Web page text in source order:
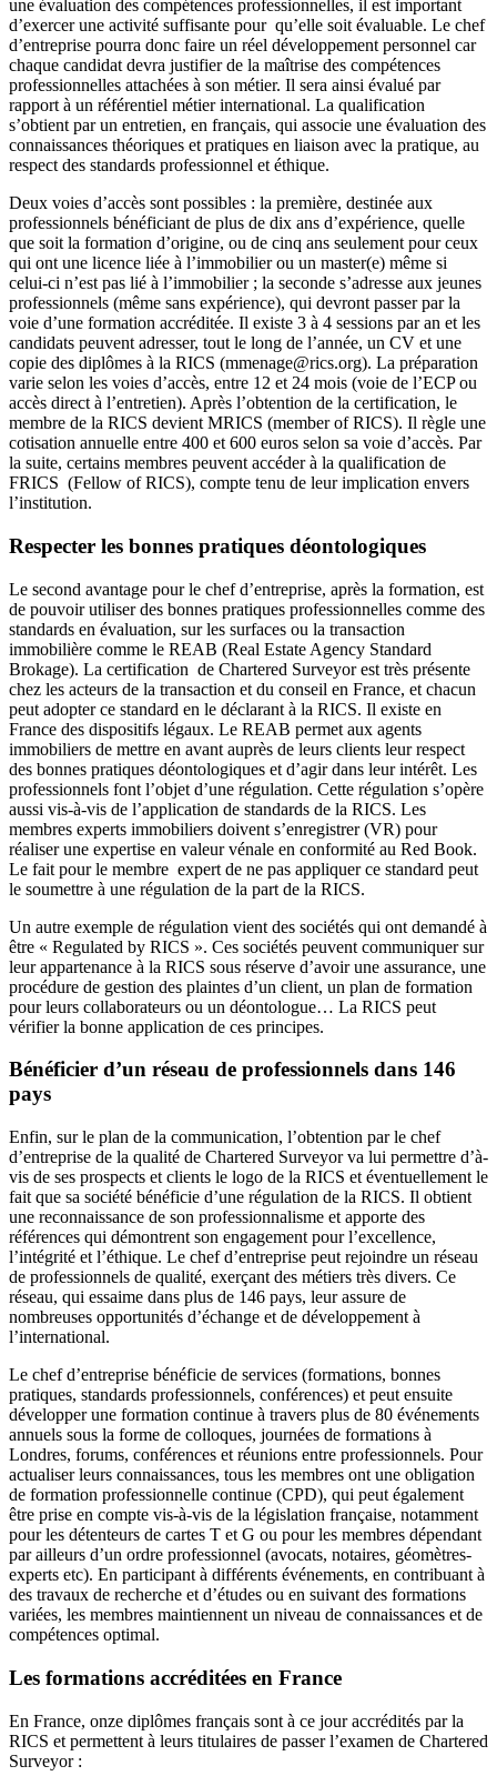
une évaluation des compétences professionnelles, il est important
d’exercer une activité suffisante pour qu’elle soit évaluable. Le chef
d’entreprise pourra donc faire un réel développement personnel car
chaque candidat devra justifier de la maîtrise des compétences
professionnelles attachées à son métier. Il sera ainsi évalué par
rapport à un référentiel métier international. La qualification
s’obtient par un entretien, en français, qui associe une évaluation des
connaissances théoriques et pratiques en liaison avec la pratique, au
respect des standards professionnel et éthique.
Deux voies d’accès sont possibles : la première, destinée aux
professionnels bénéficiant de plus de dix ans d’expérience, quelle
que soit la formation d’origine, ou de cinq ans seulement pour ceux
qui ont une licence liée à l’immobilier ou un master(e) même si
celui-ci n’est pas lié à l’immobilier ; la seconde s’adresse aux jeunes
professionnels (même sans expérience), qui devront passer par la
voie d’une formation accréditée. Il existe 3 à 4 sessions par an et les
candidats peuvent adresser, tout le long de l’année, un CV et une
copie des diplômes à la RICS (mmenage@rics.org). La préparation
varie selon les voies d’accès, entre 12 et 24 mois (voie de l’ECP ou
accès direct à l’entretien). Après l’obtention de la certification, le
membre de la RICS devient MRICS (member of RICS). Il règle une
cotisation annuelle entre 400 et 600 euros selon sa voie d’accès. Par
la suite, certains membres peuvent accéder à la qualification de
FRICS (Fellow of RICS), compte tenu de leur implication envers
l’institution.
Respecter les bonnes pratiques déontologiques
Le second avantage pour le chef d’entreprise, après la formation, est
de pouvoir utiliser des bonnes pratiques professionnelles comme des
standards en évaluation, sur les surfaces ou la transaction
immobilière comme le REAB (Real Estate Agency Standard
Brokage). La certification de Chartered Surveyor est très présente
chez les acteurs de la transaction et du conseil en France, et chacun
peut adopter ce standard en le déclarant à la RICS. Il existe en
France des dispositifs légaux. Le REAB permet aux agents
immobiliers de mettre en avant auprès de leurs clients leur respect
des bonnes pratiques déontologiques et d’agir dans leur intérêt. Les
professionnels font l’objet d’une régulation. Cette régulation s’opère
aussi vis-à-vis de l’application de standards de la RICS. Les
membres experts immobiliers doivent s’enregistrer (VR) pour
réaliser une expertise en valeur vénale en conformité au Red Book.
Le fait pour le membre expert de ne pas appliquer ce standard peut
le soumettre à une régulation de la part de la RICS.
Un autre exemple de régulation vient des sociétés qui ont demandé à
être « Regulated by RICS ». Ces sociétés peuvent communiquer sur
leur appartenance à la RICS sous réserve d’avoir une assurance, une
procédure de gestion des plaintes d’un client, un plan de formation
pour leurs collaborateurs ou un déontologue… La RICS peut
vérifier la bonne application de ces principes.
Bénéficier d’un réseau de professionnels dans 146
pays
Enfin, sur le plan de la communication, l’obtention par le chef
d’entreprise de la qualité de Chartered Surveyor va lui permettre d’à-
vis de ses prospects et clients le logo de la RICS et éventuellement le
fait que sa société bénéficie d’une régulation de la RICS. Il obtient
une reconnaissance de son professionnalisme et apporte des
références qui démontrent son engagement pour l’excellence,
l’intégrité et l’éthique. Le chef d’entreprise peut rejoindre un réseau
de professionnels de qualité, exerçant des métiers très divers. Ce
réseau, qui essaime dans plus de 146 pays, leur assure de
nombreuses opportunités d’échange et de développement à
l’international.
Le chef d’entreprise bénéficie de services (formations, bonnes
pratiques, standards professionnels, conférences) et peut ensuite
développer une formation continue à travers plus de 80 événements
annuels sous la forme de colloques, journées de formations à
Londres, forums, conférences et réunions entre professionnels. Pour
actualiser leurs connaissances, tous les membres ont une obligation
de formation professionnelle continue (CPD), qui peut également
être prise en compte vis-à-vis de la législation française, notamment
pour les détenteurs de cartes T et G ou pour les membres dépendant
par ailleurs d’un ordre professionnel (avocats, notaires, géomètres-
experts etc). En participant à différents événements, en contribuant à
des travaux de recherche et d’études ou en suivant des formations
variées, les membres maintiennent un niveau de connaissances et de
compétences optimal.
Les formations accréditées en France
En France, onze diplômes français sont à ce jour accrédités par la
RICS et permettent à leurs titulaires de passer l’examen de Chartered
Surveyor :